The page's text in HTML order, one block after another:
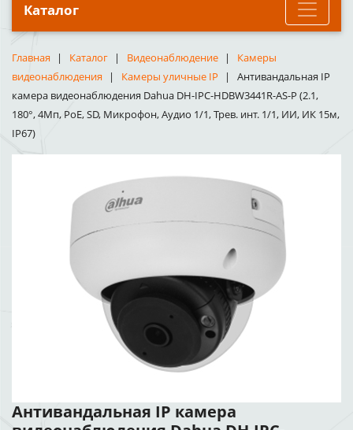
Каталог
Главная Каталог Видеонаблюдение
Камеры
видеонаблюдения
Камеры уличные IP
Антивандальная IP
камера видеонаблюдения Dahua DH-IPC-HDBW3441R-AS-P (2.1,
180°, 4Мп, PoE, SD, Микрофон, Аудио 1/1, Трев. инт. 1/1, ИИ, ИК 15м,
IP67)
Антивандальная IP камера